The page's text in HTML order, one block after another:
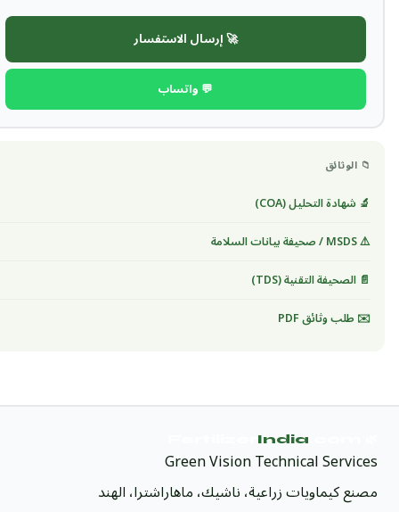
🚀 إرسال الاستفسار
💬 واتساب
📁 الوثائق
🔬 شهادة التحليل (COA)
⚠️ MSDS / صحيفة بيانات السلامة
📄 الصحيفة التقنية (TDS)
✉️ طلب وثائق PDF
India
Green Vision Technical Services
مصنع كيماويات زراعية، ناشيك، ماهاراشترا، الهند